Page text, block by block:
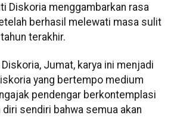
Diskoria menggambarkan rasa
berhasil melewati masa sulit
terakhir.
Jumat, karya ini menjadi
yang bertempo medium
pendengar berkontemplasi
sendiri bahwa semua akan